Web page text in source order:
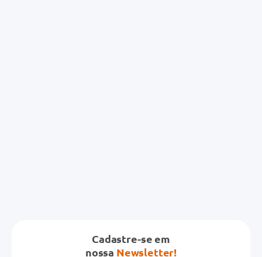
Cadastre-se em
nossa Newsletter!